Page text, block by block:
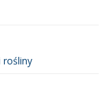
rośliny